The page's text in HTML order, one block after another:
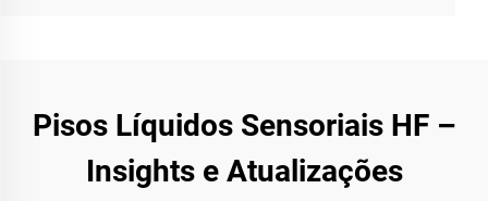
Pisos Líquidos Sensoriais HF –
Insights e Atualizações